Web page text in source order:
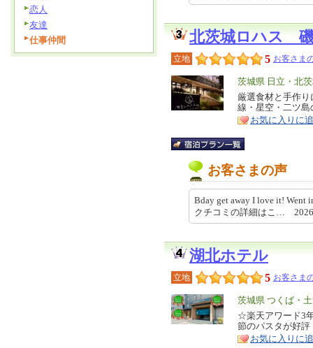
北茨城ロハス
立地 5 お客さま
エ
リ
ア
茨城県 日立・北
特
徴
厳選食材と手作
線・星空・二ツ
お気に入りに
お客さまの声
Bday get away I love it! Went
クチコミの詳細はこ…
湖北ホテル
立地 5 お客さま
エ
リ
ア
茨城県 つくば・
特
徴
☆楽天アワード3
節のパスタが好
お気に入りに
恋人
友達
仕事仲間